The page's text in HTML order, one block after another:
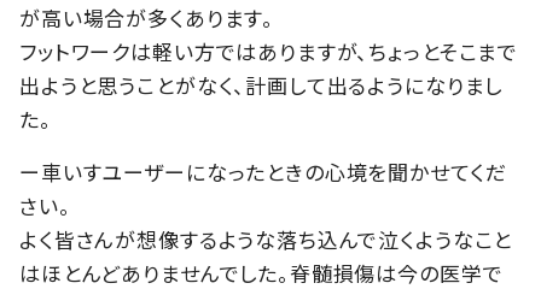
が高い場合が多くあります。
フットワークは軽い方ではありますが、ちょっとそこまで
出ようと思うことがなく、計画して出るようになりまし
た。
ー車いすユーザーになったときの心境を聞かせてくだ
さい。
よく皆さんが想像するような落ち込んで泣くようなこと
はほとんどありませんでした。脊髄損傷は今の医学で